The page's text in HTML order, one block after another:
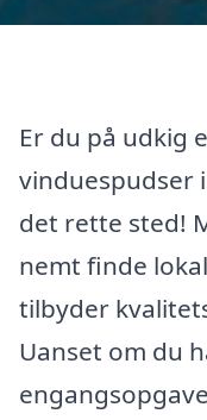
Er du på udkig
vinduespudser
det rette sted!
nemt finde
tilbyder
Uanset om du